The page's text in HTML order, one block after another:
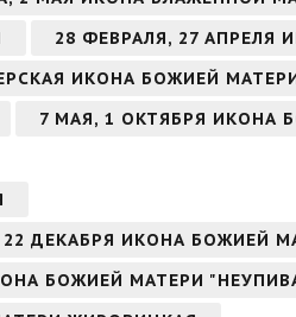
28 ФЕВРАЛЯ, 27 АПРЕЛЯ
ИКОНА БОЖИЕЙ
7 МАЯ, 1 ОКТЯБРЯ ИКОНА
22 ДЕКАБРЯ ИКОНА БОЖИЕЙ
БОЖИЕЙ МАТЕРИ